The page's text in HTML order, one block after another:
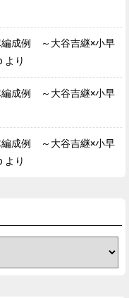
編成例 ～大谷吉継×小早
より
編成例 ～大谷吉継×小早
編成例 ～大谷吉継×小早
より